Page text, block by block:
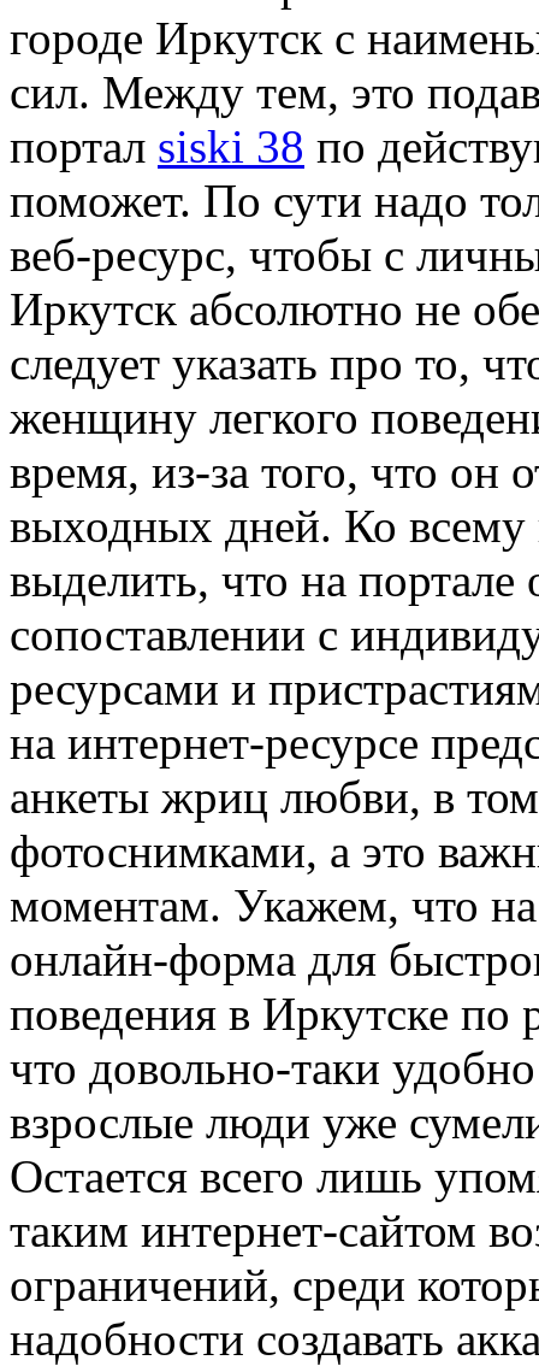
городе Иркутск с
сил. Между тем, это
портал siski 38 по
поможет. По сути надо
веб-ресурс, чтобы с
Иркутск абсолютно не
следует указать про то,
женщину легкого
время, из-за того, что он
выходных дней. Ко всему
выделить, что на
сопоставлении с
ресурсами и
на интернет-ресурсе
анкеты жриц любви, в
фотоснимками, а это
моментам. Укажем, что на
онлайн-форма для
поведения в Иркутске по
что довольно-таки
взрослые люди уже
Остается всего лишь
таким интернет-сайтом
ограничений, среди
надобности создавать